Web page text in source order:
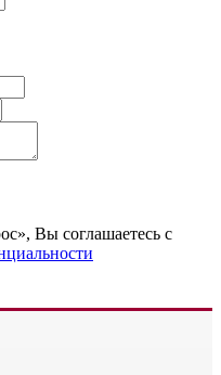
Вы соглашаетесь c